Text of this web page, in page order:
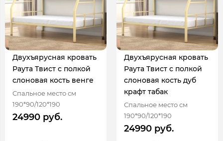
Двухъярусная кровать
Раута Твист с полкой
слоновая кость венге
Спальное место см
190*90/120*190
24990 руб.
Двухъярусная кровать
Раута Твист с полкой
слоновая кость дуб
крафт табак
Спальное место см
190*90/120*190
24990 руб.